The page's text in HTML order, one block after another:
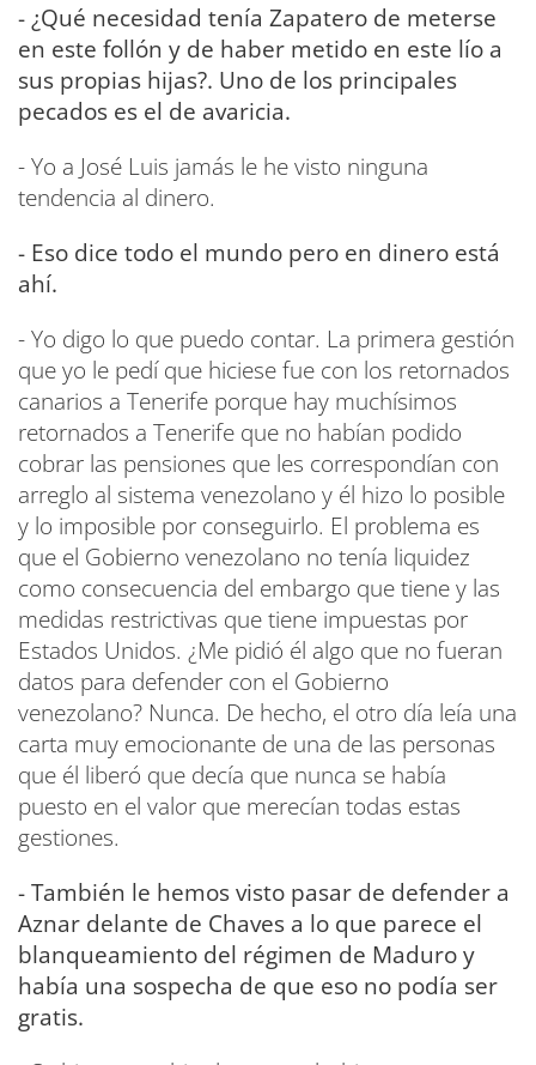
- ¿Qué necesidad tenía Zapatero de meterse
en este follón y de haber metido en este lío a
sus propias hijas?. Uno de los principales
pecados es el de avaricia.
- Yo a José Luis jamás le he visto ninguna
tendencia al dinero.
- Eso dice todo el mundo pero en dinero está
ahí.
- Yo digo lo que puedo contar. La primera gestión
que yo le pedí que hiciese fue con los retornados
canarios a Tenerife porque hay muchísimos
retornados a Tenerife que no habían podido
cobrar las pensiones que les correspondían con
arreglo al sistema venezolano y él hizo lo posible
y lo imposible por conseguirlo. El problema es
que el Gobierno venezolano no tenía liquidez
como consecuencia del embargo que tiene y las
medidas restrictivas que tiene impuestas por
Estados Unidos. ¿Me pidió él algo que no fueran
datos para defender con el Gobierno
venezolano? Nunca. De hecho, el otro día leía una
carta muy emocionante de una de las personas
que él liberó que decía que nunca se había
puesto en el valor que merecían todas estas
gestiones.
- También le hemos visto pasar de defender a
Aznar delante de Chaves a lo que parece el
blanqueamiento del régimen de Maduro y
había una sospecha de que eso no podía ser
gratis.